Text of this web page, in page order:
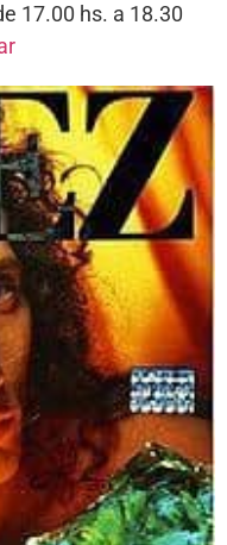
17.00 hs. a 18.30